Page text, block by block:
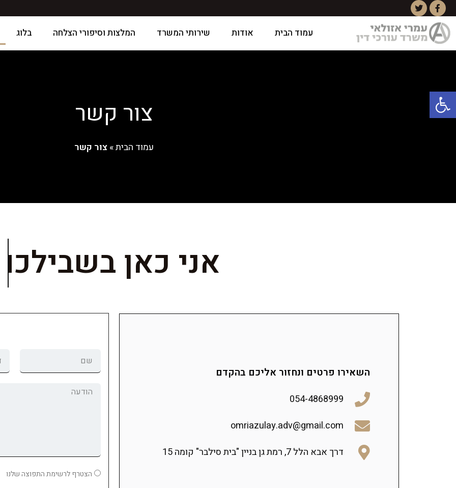
פתח סרגל נגישות
עמוד הבית אודות שירותי המשרד המלצות וסיפורי הצלחה בלוג
צור קשר
עמוד הבית»צור קשר
אני כאן
השאירו פרטים ונחזור אליכם בהקדם
054-4868999
omriazulay.adv@gmail.com
דרך אבא הלל 7, רמת גן בניין "בית סילבר" קומה 15
הצטרף לרשימת התפוצה שלנו